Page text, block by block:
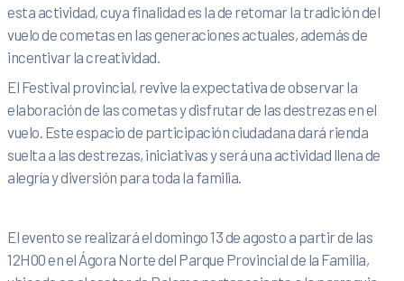
esta actividad, cuya finalidad es la de retomar la tradición del
vuelo de cometas en las generaciones actuales, además de
incentivar la creatividad.
El Festival provincial, revive la expectativa de observar la
elaboración de las cometas y disfrutar de las destrezas en el
vuelo. Este espacio de participación ciudadana dará rienda
suelta a las destrezas, iniciativas y será una actividad llena de
alegría y diversión para toda la familia.
El evento se realizará el domingo 13 de agosto a partir de las
12H00 en el Ágora Norte del Parque Provincial de la Familia,